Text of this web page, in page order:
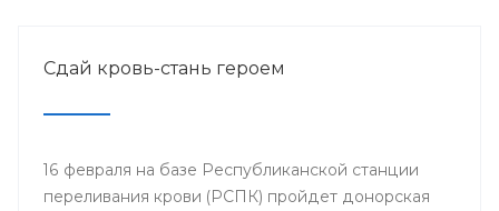
Сдай кровь-стань героем
16 февраля на базе Республиканской станции
переливания крови (РСПК) пройдет донорская